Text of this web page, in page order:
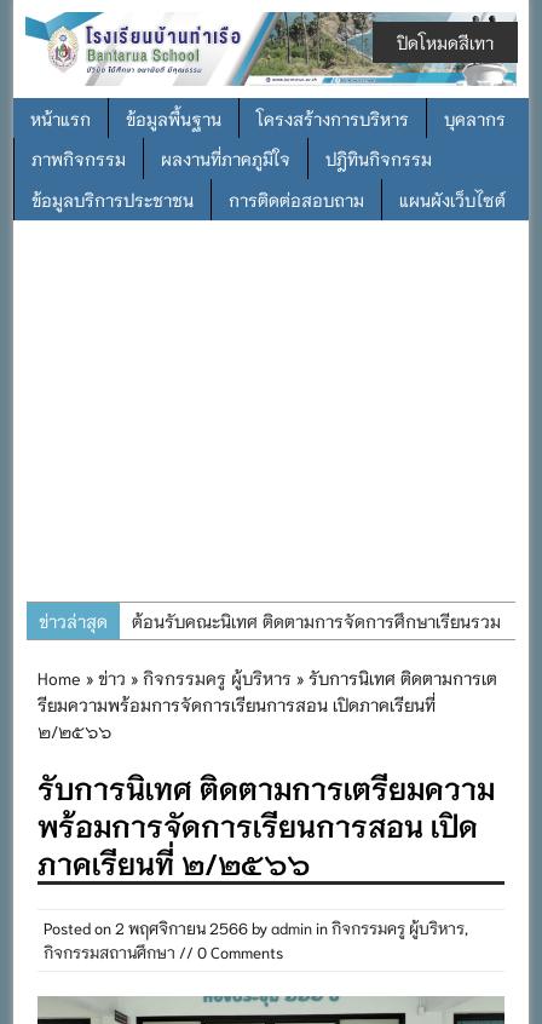
หน้าแรก ข้อมูลพื้นฐาน โครงสร้างการบริหาร
บุคลากร
ภาพกิจกรรม
ผลงานที่ภาคภูมิใจ
ปฎิทินกิจกรรม
ข้อมูลบริการประชาชน
การติดต่อสอบถาม แผนผังเว็บไซต์
ข่าวล่าสุด
ต้อนรับคณะนิเทศ ติดตามการจัดการศึกษาเรียนรวม
การอบรมการจัดทำแผนพัฒนาการจัดการศึกษาและ
พิธีถวายเครื่องราชสักการะ วางพานพุ่ม และจุด
เทียนถวายพระพรชัยมงคล เนื่องในโอกาสวันเฉลิม
พระชนมพรรษา พระบาทสมเด็จพระเจ้าอยู่หัว ๒๘
กิจกรรมถวายเทียนพรรษา สืบสานพระพุทธศาสนา
กิจกรรม SAFETY FOR KIDS เสริมสร้างวินัยและ
Home »ข่าว »กิจกรรมครู ผู้บริหาร » รับการนิเทศ ติดตามการเต
รียมความพร้อมการจัดการเรียนการสอน เปิดภาคเรียนที่
๒/๒๕๖๖
รับการนิเทศ ติดตามการเตรียมความ
พร้อมการจัดการเรียนการสอน เปิด
ภาคเรียนที่ ๒/๒๕๖๖
Posted on2 พฤศจิกายน 2566byadmininกิจกรรมครู ผู้บริหาร,
กิจกรรมสถานศึกษา // 0 Comments
ปิดโหมดสีเทา